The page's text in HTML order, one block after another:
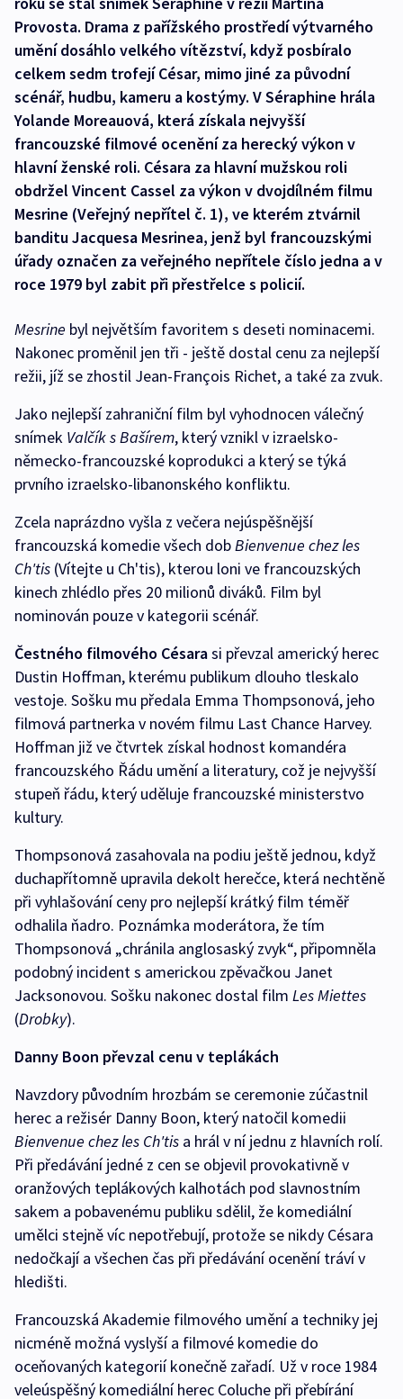
Provosta. Drama z pařížského prostředí výtvarného
umění dosáhlo velkého vítězství, když posbíralo
celkem sedm trofejí César, mimo jiné za původní
scénář, hudbu, kameru a kostýmy. V Séraphine hrála
Yolande Moreauová, která získala nejvyšší
francouzské filmové ocenění za herecký výkon v
hlavní ženské roli. Césara za hlavní mužskou roli
obdržel Vincent Cassel za výkon v dvojdílném filmu
Mesrine (Veřejný nepřítel č. 1), ve kterém ztvárnil
banditu Jacquesa Mesrinea, jenž byl francouzskými
úřady označen za veřejného nepřítele číslo jedna a v
roce 1979 byl zabit při přestřelce s policií.
Mesrine byl největším favoritem s deseti nominacemi.
Nakonec proměnil jen tři - ještě dostal cenu za nejlepší
režii, jíž se zhostil Jean-François Richet, a také za zvuk.
Jako nejlepší zahraniční film byl vyhodnocen válečný
snímek Valčík s Bašírem, který vznikl v izraelsko-
německo-francouzské koprodukci a který se týká
prvního izraelsko-libanonského konfliktu.
Zcela naprázdno vyšla z večera nejúspěšnější
francouzská komedie všech dobBienvenue chez les
Ch'tis (Vítejte u Ch'tis), kterou loni ve francouzských
kinech zhlédlo přes 20 milionů diváků. Film byl
nominován pouze v kategorii scénář.
Čestného filmového Césarasi převzal americký herec
Dustin Hoffman, kterému publikum dlouho tleskalo
vestoje. Sošku mu předala Emma Thompsonová, jeho
filmová partnerka v novém filmu Last Chance Harvey.
Hoffman již ve čtvrtek získal hodnost komandéra
francouzského Řádu umění a literatury, což je nejvyšší
stupeň řádu, který uděluje francouzské ministerstvo
kultury.
Thompsonová zasahovala na podiu ještě jednou, když
duchapřítomně upravila dekolt herečce, která nechtěně
při vyhlašování ceny pro nejlepší krátký film téměř
odhalila ňadro. Poznámka moderátora, že tím
Thompsonová „chránila anglosaský zvyk“, připomněla
podobný incident s americkou zpěvačkou Janet
Jacksonovou. Sošku nakonec dostal film Les Miettes
(Drobky).
Danny Boon převzal cenu v teplákách
Navzdory původním hrozbám se ceremonie zúčastnil
herec a režisér Danny Boon, který natočil komedii
Bienvenue chez les Ch'tis a hrál v ní jednu z hlavních rolí.
Při předávání jedné z cen se objevil provokativně v
oranžových teplákových kalhotách pod slavnostním
sakem a pobavenému publiku sdělil, že komediální
umělci stejně víc nepotřebují, protože se nikdy Césara
nedočkají a všechen čas při předávání ocenění tráví v
hledišti.
Francouzská Akademie filmového umění a techniky jej
nicméně možná vyslyší a filmové komedie do
oceňovaných kategorií konečně zařadí. Už v roce 1984
veleúspěšný komediální herec Coluche při přebírání